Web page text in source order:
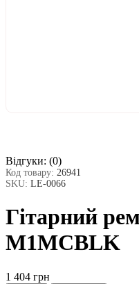
Відгуки: (0)
Код товару: 26941
SKU: LE-0066
Гітарний
M1MCBLK
1 404 грн